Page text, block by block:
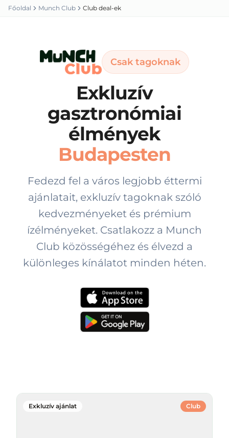
Főoldal Munch Club Club deal-ek
Csak tagoknak
Exkluzív
gasztronómiai
élmények
Budapesten
Fedezd fel a város legjobb éttermi
ajánlatait, exkluzív tagoknak szóló
kedvezményeket és prémium
ízélményeket. Csatlakozz a Munch
Club közösségéhez és élvezd a
különleges kínálatot minden héten.
Aktuális éttermi ajánlatok
Club
Exkluzív ajánlat